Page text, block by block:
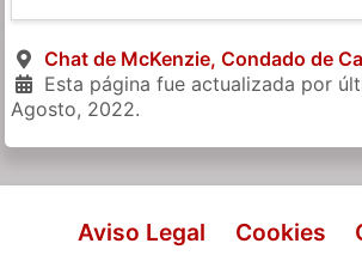
Chat de McKenzie, Condado de
Esta página fue actualizada por
Agosto, 2022.
Aviso Legal Cookies